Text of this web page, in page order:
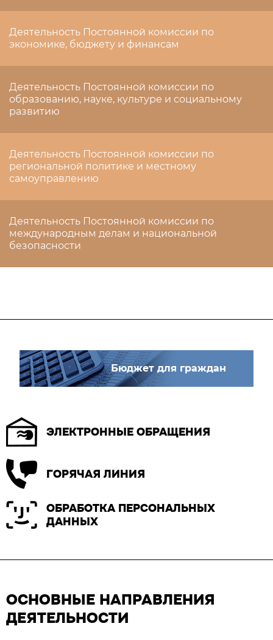
Деятельность Постоянной комиссии по
экономике, бюджету и финансам
Деятельность Постоянной комиссии по
образованию, науке, культуре и социальному
развитию
Деятельность Постоянной комиссии по
региональной политике и местному
самоуправлению
Деятельность Постоянной комиссии по
международным делам и национальной
безопасности
Бюджет для граждан
ЭЛЕКТРОННЫЕ ОБРАЩЕНИЯ
ГОРЯЧАЯ ЛИНИЯ
ОБРАБОТКА ПЕРСОНАЛЬНЫХ
ДАННЫХ
ОСНОВНЫЕ НАПРАВЛЕНИЯ
ДЕЯТЕЛЬНОСТИ